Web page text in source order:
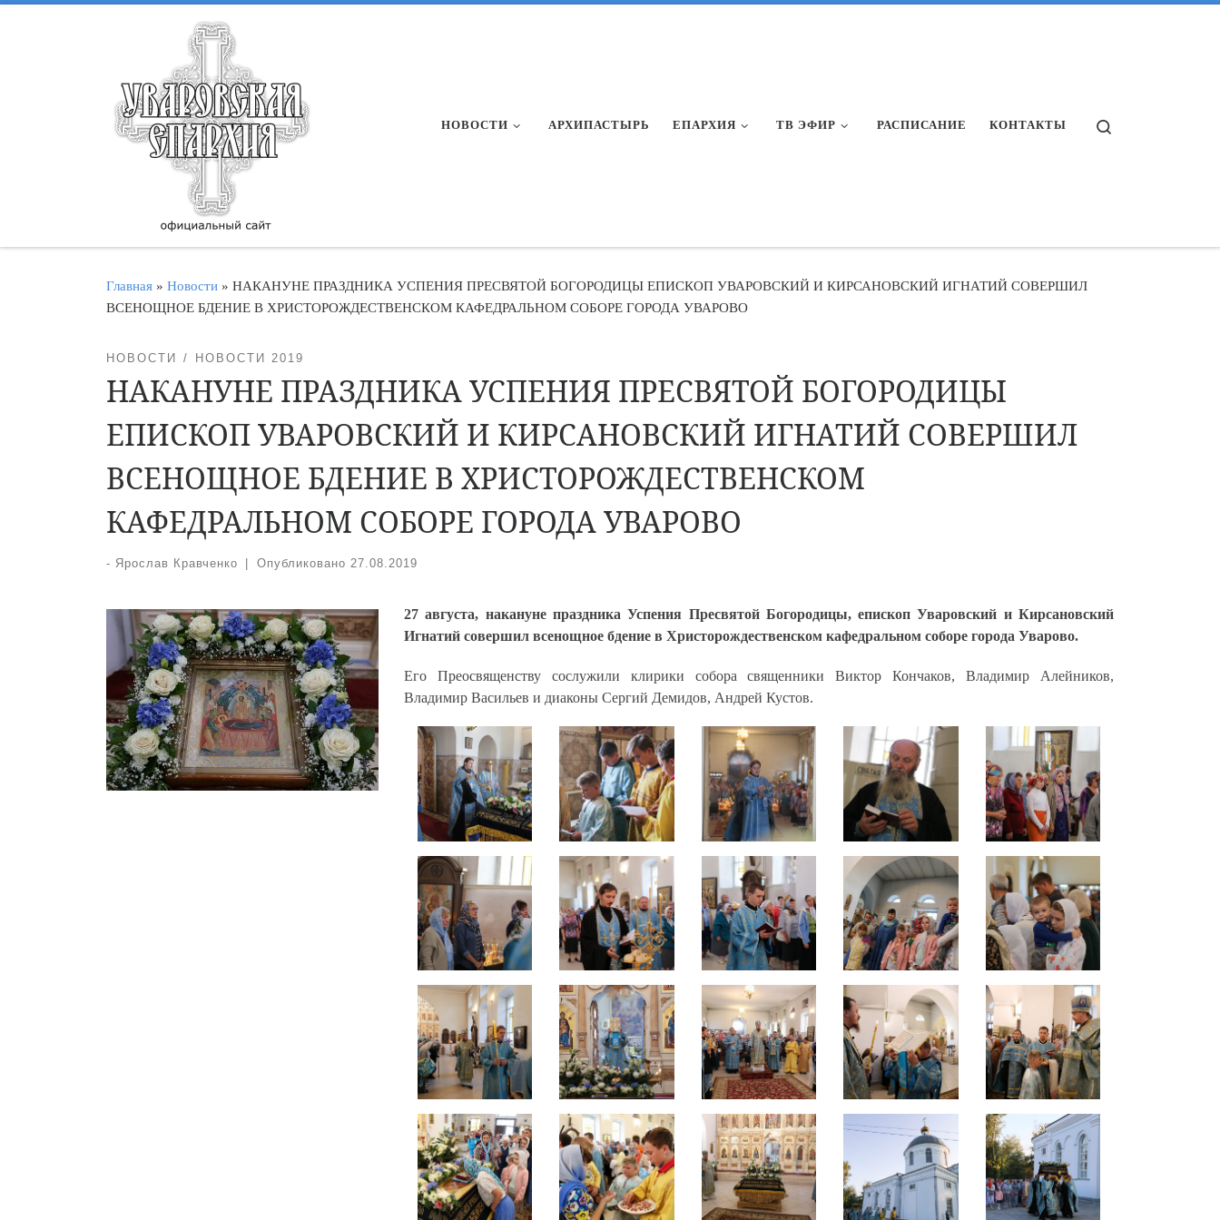
НОВОСТИ АРХИПАСТЫРЬ ЕПАРХИЯ ТВ ЭФИР РАСПИСАНИЕ КОНТАКТЫ
Главная » Новости » НАКАНУНЕ ПРАЗДНИКА УСПЕНИЯ ПРЕСВЯТОЙ БОГОРОДИЦЫ ЕПИСКОП УВАРОВСКИЙ И КИРСАНОВСКИЙ ИГНАТИЙ СОВЕРШИЛ
ВСЕНОЩНОЕ БДЕНИЕ В ХРИСТОРОЖДЕСТВЕНСКОМ КАФЕДРАЛЬНОМ СОБОРЕ ГОРОДА УВАРОВО
НОВОСТИ НОВОСТИ 2019
НАКАНУНЕ ПРАЗДНИКА УСПЕНИЯ ПРЕСВЯТОЙ БОГОРОДИЦЫ
ЕПИСКОП УВАРОВСКИЙ И КИРСАНОВСКИЙ ИГНАТИЙ СОВЕРШИЛ
ВСЕНОЩНОЕ БДЕНИЕ В ХРИСТОРОЖДЕСТВЕНСКОМ
КАФЕДРАЛЬНОМ СОБОРЕ ГОРОДА УВАРОВО
- Ярослав Кравченко Опубликовано 27.08.2019
27 августа, накануне праздника Успения Пресвятой Богородицы, епископ Уваровский и Кирсановский
Игнатий совершил всенощное бдение в Христорождественском кафедральном соборе города Уварово.
Его Преосвященству сослужили клирики собора священники Виктор Кончаков, Владимир Алейников,
Владимир Васильев и диаконы Сергий Демидов, Андрей Кустов.